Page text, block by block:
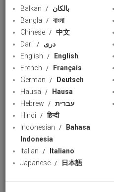
Balkan
بالکان
Bangla
বাংলা
Chinese
中文
Dari
دری
English
English
French
Français
German
Deutsch
Hausa
Hausa
Hebrew
עברית
Hindi
हिन्दी
Indonesian
Bahasa
Indonesia
Italian
Italiano
Japanese
日本語